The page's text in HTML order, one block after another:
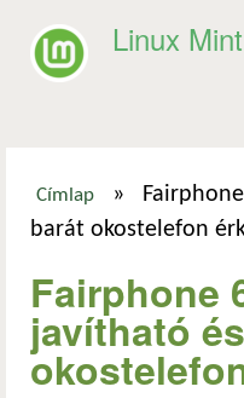
Linux
Jelenlegi
Címlap »
barát okostelefon
Fairphone
javítható